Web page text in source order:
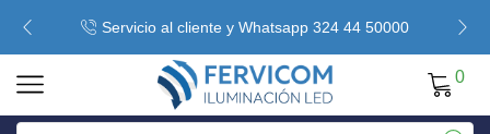
Servicio al cliente y Whatsapp 324 44 50000
0